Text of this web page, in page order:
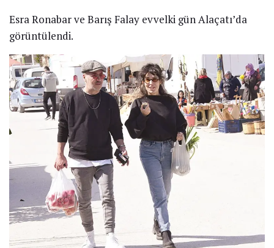
Esra Ronabar ve Barış Falay evvelki gün Alaçatı’da
görüntülendi.